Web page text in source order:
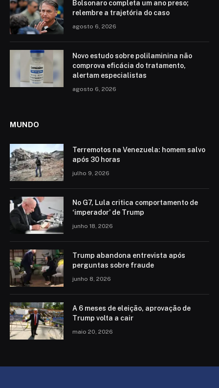
Bolsonaro completa um ano preso;
relembre a trajetória do caso
agosto 6, 2026
Novo estudo sobre polilaminina não
comprova eficácia do tratamento,
alertam especialistas
agosto 6, 2026
MUNDO
Terremotos na Venezuela: homem salvo
após 30 horas
julho 9, 2026
No G7, Lula critica comportamento de
‘imperador’ de Trump
junho 18, 2026
Trump abandona entrevista após
perguntas sobre fraude
junho 8, 2026
A 6 meses de eleição, aprovação de
Trump volta a cair
maio 20, 2026